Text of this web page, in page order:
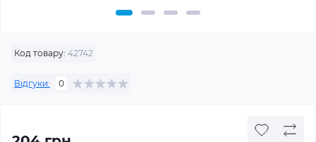
Код товару: 42742
Відгуки: 0